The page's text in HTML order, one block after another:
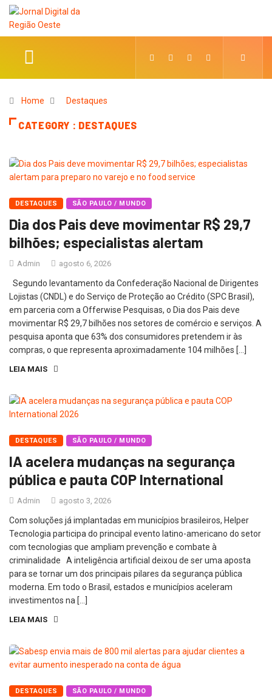
Home Destaques
CATEGORY : DESTAQUES
DESTAQUES SÃO PAULO / MUNDO
Dia dos Pais deve movimentar R$ 29,7
bilhões; especialistas alertam
Admin agosto 6, 2026
Segundo levantamento da Confederação Nacional de Dirigentes
Lojistas (CNDL) e do Serviço de Proteção ao Crédito (SPC Brasil),
em parceria com a Offerwise Pesquisas, o Dia dos Pais deve
movimentar R$ 29,7 bilhões nos setores de comércio e serviços. A
pesquisa aponta que 63% dos consumidores pretendem ir às
compras, o que representa aproximadamente 104 milhões […]
LEIA MAIS
DESTAQUES SÃO PAULO / MUNDO
IA acelera mudanças na segurança
pública e pauta COP International
Admin agosto 3, 2026
Com soluções já implantadas em municípios brasileiros, Helper
Tecnologia participa do principal evento latino-americano do setor
com tecnologias que ampliam prevenção e combate à
criminalidade A inteligência artificial deixou de ser uma aposta
para se tornar um dos principais pilares da segurança pública
moderna. Em todo o Brasil, estados e municípios aceleram
investimentos na […]
LEIA MAIS
DESTAQUES SÃO PAULO / MUNDO